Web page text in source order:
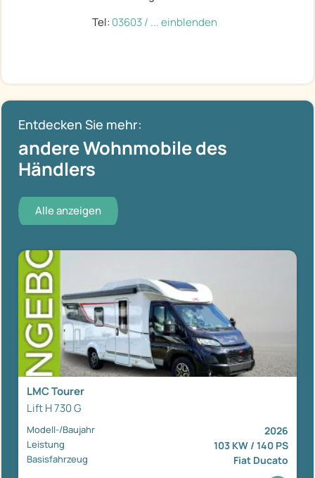
Tel: 03603 / ... einblenden
Entdecken Sie mehr:
andere Wohnmobile des
Händlers
Alle anzeigen
LMC Tourer
Lift H 730 G
Modell-/Baujahr 2026
Leistung 103 KW / 140 PS
Basisfahrzeug Fiat Ducato